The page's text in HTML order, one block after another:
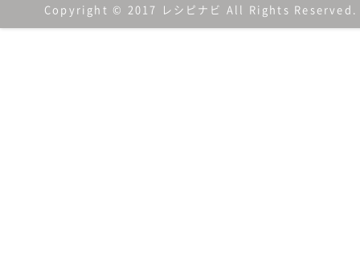
Copyright © 2017 レシピナビ All Rights Reserved.